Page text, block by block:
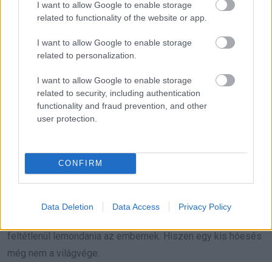
I want to allow Google to enable storage
related to functionality of the website or app.
I want to allow Google to enable storage
related to personalization.
I want to allow Google to enable storage
related to security, including authentication
functionality and fraud prevention, and other
user protection.
CONFIRM
Data Deletion Data Access Privacy Policy
feltétlenül lemondania az embernek. Hiszen egy kis hóesés
még nem a világvége.